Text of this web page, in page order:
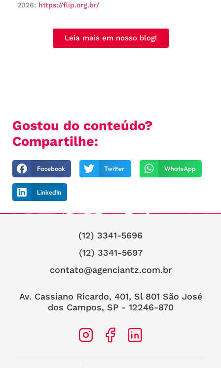
2026: https://flip.org.br/
Leia mais em nosso blog!
Gostou do conteúdo?
Compartilhe:
Facebook Twitter WhatsApp
LinkedIn
(12) 3341-5696
(12) 3341-5697
contato@agenciantz.com.br
Av. Cassiano Ricardo, 401, Sl 801 São José
dos Campos, SP - 12246-870